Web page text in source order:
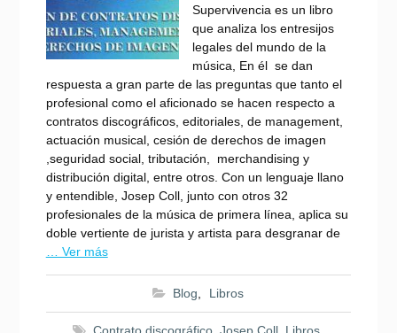
Supervivencia es un libro
que analiza los entresijos
legales del mundo de la
música, En él se dan
respuesta a gran parte de las preguntas que tanto el
profesional como el aficionado se hacen respecto a
contratos discográficos, editoriales, de management,
actuación musical, cesión de derechos de imagen
,seguridad social, tributación, merchandising y
distribución digital, entre otros. Con un lenguaje llano
y entendible, Josep Coll, junto con otros 32
profesionales de la música de primera línea, aplica su
doble vertiente de jurista y artista para desgranar de
… Ver más
Blog Libros